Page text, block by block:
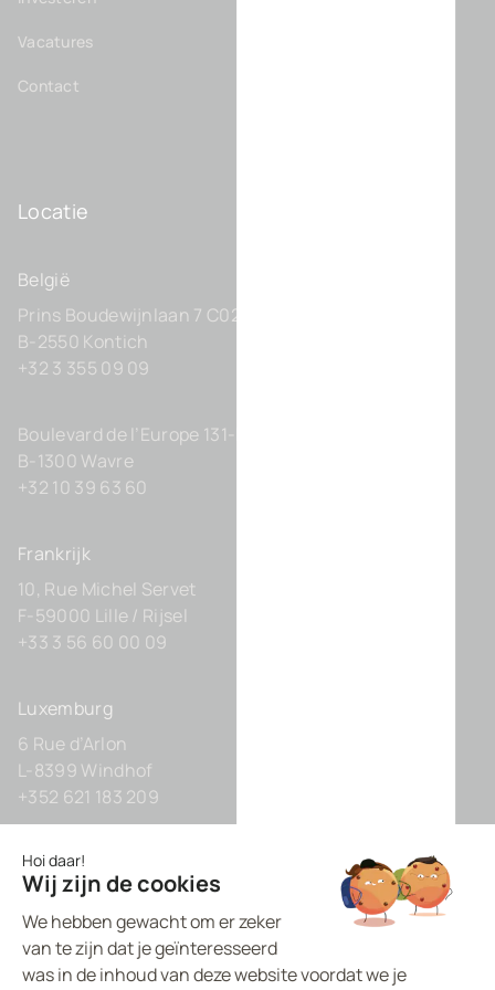
Vacatures
Contact
Locatie
België
Prins Boudewijnlaan 7 C0201
B-2550 Kontich
+32 3 355 09 09
Boulevard de l’Europe 131-D21
B-1300 Wavre
+32 10 39 63 60
Frankrijk
10, Rue Michel Servet
F-59000 Lille / Rijsel
+33 3 56 60 00 09
Luxemburg
6 Rue d’Arlon
L-8399 Windhof
+352 621 183 209
Duitsland
Zollhof 8
D-40221 Düsseldorf
+49 211 9425160 0